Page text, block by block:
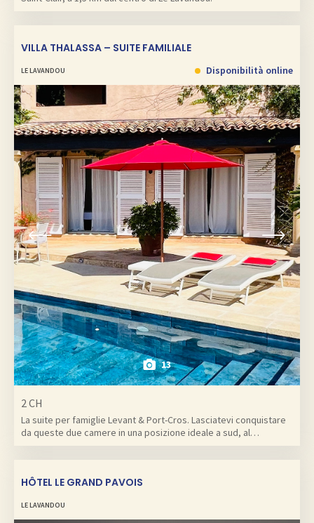
VILLA THALASSA – SUITE FAMILIALE
LE LAVANDOU
13
Disponibilità online
2 CH
La suite per famiglie Levant & Port-Cros. Lasciatevi conquistare
da queste due camere in una posizione ideale a sud, al…
HÔTEL LE GRAND PAVOIS
LE LAVANDOU